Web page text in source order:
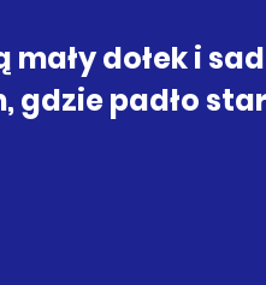
mały dołek i
padło